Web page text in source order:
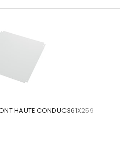
HAUTE CONDUC361X259